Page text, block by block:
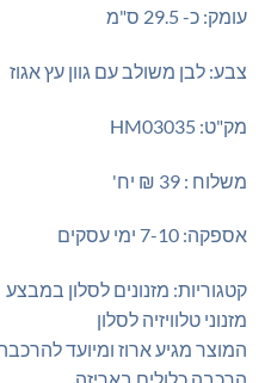
עומק: כ- 29.5 ס"מ
צבע: לבן משולב עם גוון עץ אגוז
מק"ט: HM03035
משלוח : 39 ₪ יח'
אספקה: 7-10 ימי עסקים
קטגוריות: מזנונים לסלון במבצע
מזנוני טלוויזיה לסלון
המוצר מגיע ארוז ומיועד